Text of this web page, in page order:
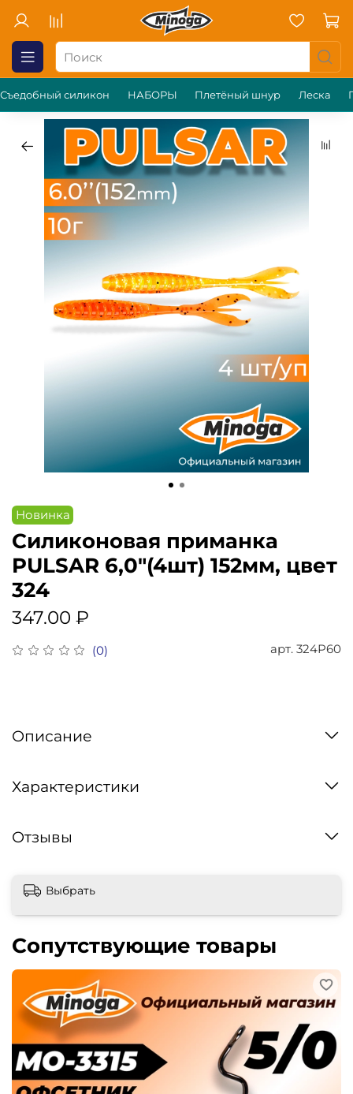
Съедобный силикон НАБОРЫ Плетёный шнур Леска
Новинка
(0) арт. 324P60
Силиконовая приманка
PULSAR 6,0"(4шт) 152мм, цвет
324
347.00 ₽
Описание
Характеристики
Отзывы
Выбрать
Сопутствующие товары